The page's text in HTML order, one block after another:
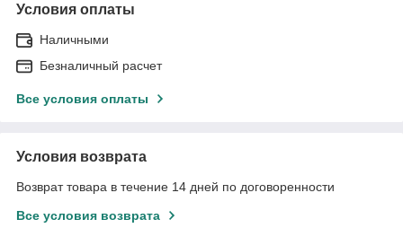
Условия оплаты
Наличными
Безналичный расчет
Все условия оплаты
Условия возврата
Возврат товара в течение 14 дней по договоренности
Все условия возврата